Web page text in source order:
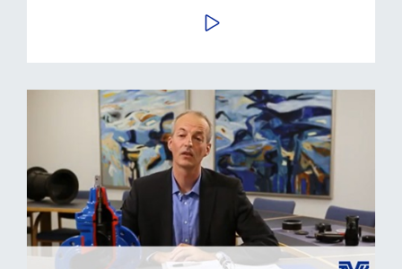
PUTAR VIDEO